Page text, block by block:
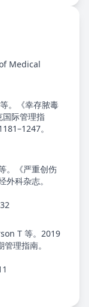
Medical
。《幸存脓毒
国际管理指
。
。《严重创伤
科杂志。
T 等。2019
理指南。